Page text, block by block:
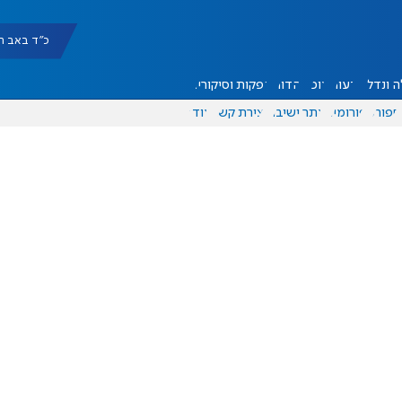
כ"ד באב תשפ"ו
ונדל"ן דעות אוכל יהדות הפקות וסיקורים
ספורט פורומים אתר ישיבה יצירת קשר עוד